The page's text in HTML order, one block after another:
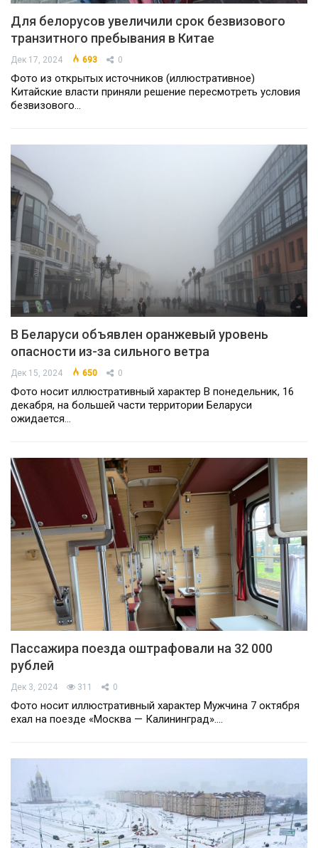
Для белорусов увеличили срок безвизового
транзитного пребывания в Китае
Дек 17, 2024 693 0
Фото из открытых источников (иллюстративное)
Китайские власти приняли решение пересмотреть условия
безвизового…
В Беларуси объявлен оранжевый уровень
опасности из-за сильного ветра
Дек 15, 2024 650 0
Фото носит иллюстративный характер В понедельник, 16
декабря, на большей части территории Беларуси
ожидается…
Пассажира поезда оштрафовали на 32 000
рублей
Дек 3, 2024 311 0
Фото носит иллюстративный характер Мужчина 7 октября
ехал на поезде «Москва — Калининград».…